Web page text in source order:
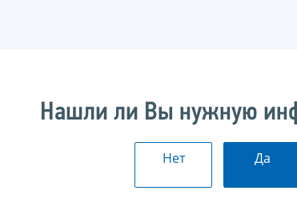
Нашли ли Вы нужную
Нет Да